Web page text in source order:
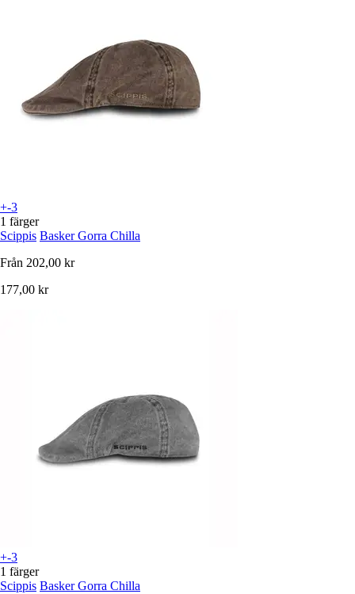
+-3
1 färger
Scippis Basker Gorra Chilla
Från 202,00 kr
177,00 kr
+-3
1 färger
Scippis Basker Gorra Chilla